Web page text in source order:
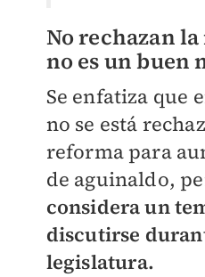
No rechazan
no es un buen
Se enfatiza que
no se está
reforma para
de aguinaldo,
considera un
discutirse
legislatura.